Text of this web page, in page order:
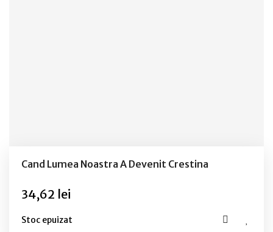
Cand Lumea Noastra A Devenit Crestina
34,62 lei
Stoc epuizat